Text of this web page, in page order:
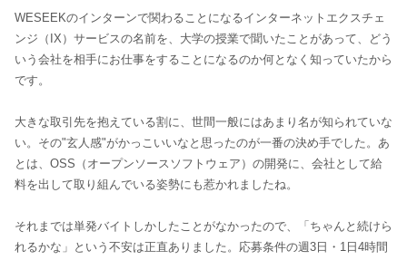
WESEEKのインターンで関わることになるインターネットエクスチェ
ンジ（IX）サービスの名前を、大学の授業で聞いたことがあって、どう
いう会社を相手にお仕事をすることになるのか何となく知っていたから
です。
大きな取引先を抱えている割に、世間一般にはあまり名が知られていな
い。その"玄人感"がかっこいいなと思ったのが一番の決め手でした。あ
とは、OSS（オープンソースソフトウェア）の開発に、会社として給
料を出して取り組んでいる姿勢にも惹かれましたね。
それまでは単発バイトしかしたことがなかったので、「ちゃんと続けら
れるかな」という不安は正直ありました。応募条件の週3日・1日4時間